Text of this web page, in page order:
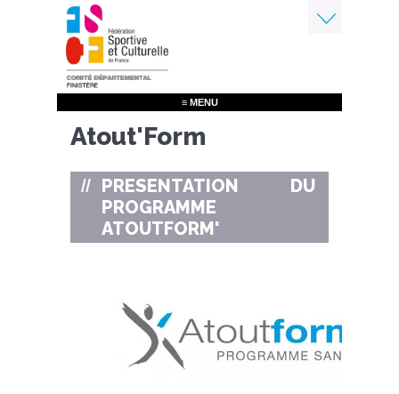
Aller
au
contenu
principal
≡ MENU
Atout'Form
PRESENTATION DU
PROGRAMME
ATOUTFORM'